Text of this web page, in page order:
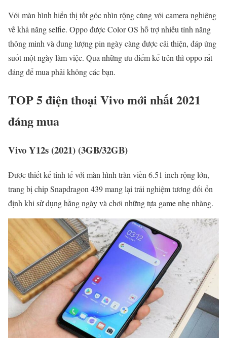
Với màn hình hiển thị tốt góc nhìn rộng cùng với camera nghiêng
về khả năng selfie. Oppo được Color OS hỗ trợ nhiều tính năng
thông minh và dung lượng pin ngày càng được cải thiện, đáp ứng
suốt một ngày làm việc. Qua những ưu điểm kể trên thì oppo rất
đáng để mua phải không các bạn.
TOP 5 điện thoại Vivo mới nhất 2021
đáng mua
Vivo Y12s (2021) (3GB/32GB)
Được thiết kế tinh tế với màn hình tràn viền 6.51 inch rộng lớn,
trang bị chip Snapdragon 439 mang lại trải nghiệm tương đối ổn
định khi sử dụng hằng ngày và chơi những tựa game nhẹ nhàng.